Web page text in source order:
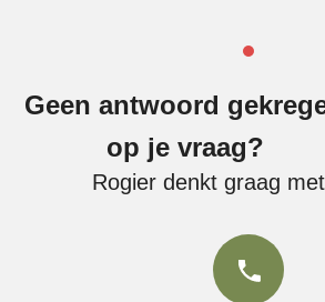
Geen antwoord
op je vraag?
Rogier denkt graag